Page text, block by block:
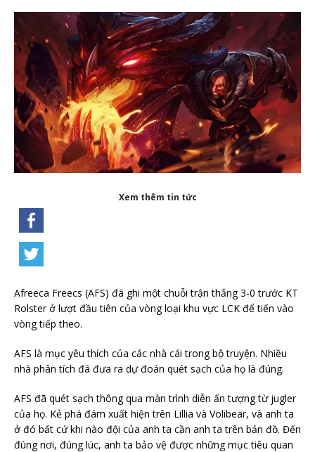
Xem thêm tin tức
Afreeca Freecs (AFS) đã ghi một chuỗi trận thắng 3-0 trước KT
Rolster ở lượt đầu tiên của vòng loại khu vực LCK để tiến vào
vòng tiếp theo.
AFS là mục yêu thích của các nhà cái trong bộ truyện. Nhiều
nhà phân tích đã đưa ra dự đoán quét sạch của họ là đúng.
AFS đã quét sạch thông qua màn trình diễn ấn tượng từ jugler
của họ. Kẻ phá đám xuất hiện trên Lillia và Volibear, và anh ta
ở đó bất cứ khi nào đội của anh ta cần anh ta trên bản đồ. Đến
đúng nơi, đúng lúc, anh ta bảo vệ được những mục tiêu quan